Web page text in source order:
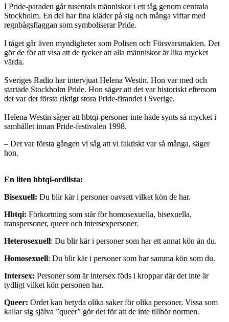
I Pride-paraden går tusentals människor i ett tåg genom centrala
Stockholm. En del har fina kläder på sig och många viftar med
regnbågsflaggan som symboliserar Pride.
I tåget går även myndigheter som Polisen och Försvarsmakten. Det
gör de för att visa att de tycker att alla människor är lika mycket
värda.
Sveriges Radio har intervjuat Helena Westin. Hon var med och
startade Stockholm Pride. Hon säger att det var historiskt eftersom
det var det första riktigt stora Pride-firandet i Sverige.
Helena Westin säger att hbtqi-personer inte hade synts så mycket i
samhället innan Pride-festivalen 1998.
– Det var första gången vi såg att vi faktiskt var så många, säger
hon.
En liten hbtqi-ordlista:
Bisexuell: Du blir kär i personer oavsett vilket kön de har.
Hbtqi: Förkortning som står för homosexuella, bisexuella,
transpersoner, queer och intersexpersoner.
Heterosexuell: Du blir kär i personer som har ett annat kön än du.
Homosexuell: Du blir kär i personer som har samma kön som du.
Intersex: Personer som är intersex föds i kroppar där det inte är
tydligt vilket kön personen har.
Queer: Ordet kan betyda olika saker för olika personer. Vissa som
kallar sig själva ”queer” gör det för att de inte tillhör normen.